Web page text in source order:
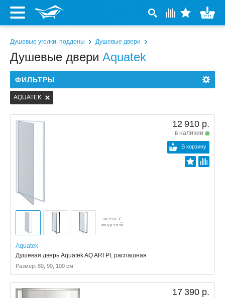
Душевые уголки, поддоны Душевые двери
Душевые двери Aquatek
ФИЛЬТРЫ
AQUATEK
12 910 р.
в наличии
В корзину
всего 7
моделей
Aquatek
Душевая дверь Aquatek AQ ARI PI, распашная
Размер: 80, 90, 100 см
17 390 р.